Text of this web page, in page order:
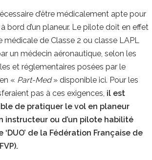
d’être médicalement apte pour
bord d’un planeur. Le pilote doit en effet
médicale de Classe 2 ou classe LAPL
un médecin aéronautique, selon les
et réglementaires posées par le
« Part-Med» disponibleici. Pour les
pas à ces exigences, il est
de pratiquer le vol en planeur
instructeur ou d’un pilote habilité
‘DUO’ de la Fédération Française de